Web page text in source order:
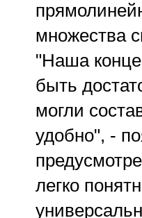
множества
"Наша
быть
могли
удобно", -
легко